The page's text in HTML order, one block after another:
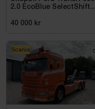
2.0 EcoBlue SelectShift
40 000 kr
Scania